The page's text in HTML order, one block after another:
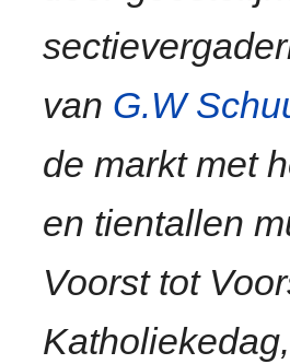
van G.W
de markt met
en tientallen
Voorst tot